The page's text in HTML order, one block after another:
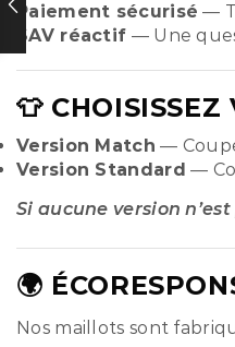
Paiement sécurisé —
SAV réactif — Une
👕 CHOISISSEZ
Version Match —
Version Standard —
Si aucune version
🌍
Nos maillots sont